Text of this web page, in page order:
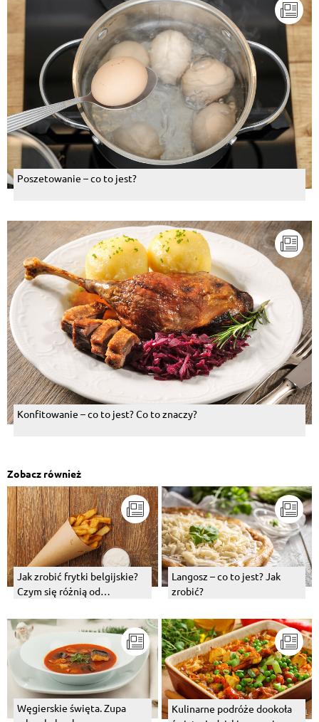
Poszetowanie – co to jest?
Konfitowanie – co to jest? Co to znaczy?
Zobacz również
Jak zrobić frytki belgijskie?
Czym się różnią od
Langosz – co to jest? Jak
zrobić?
Węgierskie święta. Zupa
Kulinarne podróże dookoła